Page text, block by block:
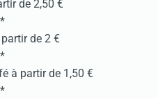
de 2,50 €
*
de 2 €
*
à partir de 1,50 €
*